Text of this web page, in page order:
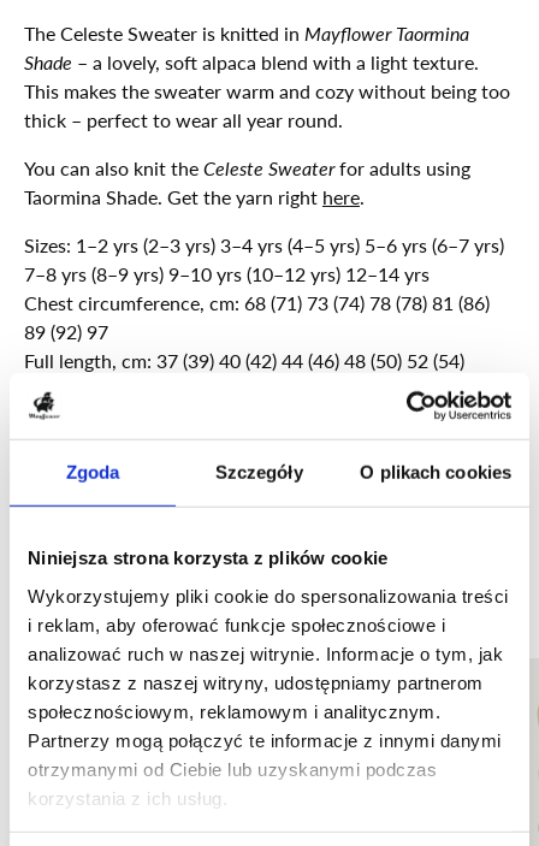
Zgoda Szczegóły O plikach cookies
Niniejsza strona korzysta z plików cookie
Wykorzystujemy pliki cookie do spersonalizowania treści
i reklam, aby oferować funkcje społecznościowe i
analizować ruch w naszej witrynie. Informacje o tym, jak
korzystasz z naszej witryny, udostępniamy partnerom
społecznościowym, reklamowym i analitycznym.
Partnerzy mogą połączyć te informacje z innymi danymi
otrzymanymi od Ciebie lub uzyskanymi podczas
korzystania z ich usług.
The Celeste Sweater is knitted in Mayflower Taormina
Shade – a lovely, soft alpaca blend with a light texture.
This makes the sweater warm and cozy without being too
thick – perfect to wear all year round.
You can also knit the Celeste Sweaterfor adults using
Taormina Shade. Get the yarn right here.
Sizes: 1–2 yrs (2–3 yrs) 3–4 yrs (4–5 yrs) 5–6 yrs (6–7 yrs)
7–8 yrs (8–9 yrs) 9–10 yrs (10–12 yrs) 12–14 yrs
Chest circumference, cm: 68 (71) 73 (74) 78 (78) 81 (86)
89 (92) 97
Full length, cm: 37 (39) 40 (42) 44 (46) 48 (50) 52 (54)
56(measured mid-back, excluding neck rib)
This pattern isn't available in Polish, but it's available in
English.
mm needles = 10 x 10 cm
Mayflower Create, Etui ELISA
Mayflower| SKU: 6690533
167,71 zł
Mayflower Create, Etui ELLIE
Mayflower| SKU: 6690528
167,71 zł
Mayflower Create B&W - Amber żyłka
360
| SKU: 6692043
17,95 zł
Mayflower Create Amber - Zestaw
wymiennych drutów okrągłych
Mayflower| SKU: 6692071
294,46 zł
Create Black & White - Zestaw
wymiennych drutów okrągłych
Mayflower| SKU: 6692070
294,46 zł
Mayflower Create, znazczniki oczek,
metal 45 szt. 2,15 cm
Mayflower| SKU: 6690038
16,27 zł
ANYDAY Cotton 8/4 Colorbag 10-sztuk/op.
Mayflower | SKU: 478003
45,60 zł
Cena za sztukę
91,20 zł/kg